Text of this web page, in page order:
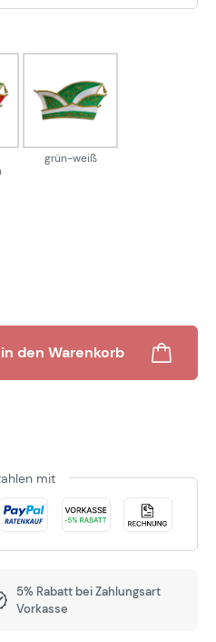
Farbwunsch
grün-weiß
grün-weiß
Gib den
den Warenkorb
mit
5% Rabatt bei Zahlungsart
Vorkasse